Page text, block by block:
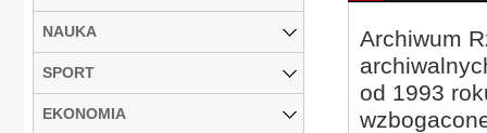
Archiwum
od 1993
NAUKA
SPORT
EKONOMIA